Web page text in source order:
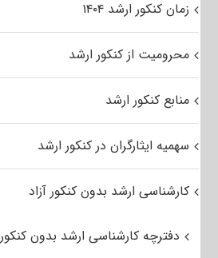
زمان کنکور ارشد ۱۴۰۴
محرومیت از کنکور ارشد
منابع کنکور ارشد
سهمیه ایثارگران در کنکور ارشد
کارشناسی ارشد بدون کنکور آزاد
دفترچه کارشناسی ارشد بدون کنکور